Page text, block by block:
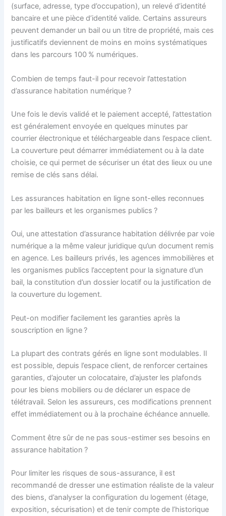
(surface, adresse, type d’occupation), un relevé d’identité
bancaire et une pièce d’identité valide. Certains assureurs
peuvent demander un bail ou un titre de propriété, mais ces
justificatifs deviennent de moins en moins systématiques
dans les parcours 100 % numériques.
Combien de temps faut-il pour recevoir l’attestation
d’assurance habitation numérique ?
Une fois le devis validé et le paiement accepté, l’attestation
est généralement envoyée en quelques minutes par
courrier électronique et téléchargeable dans l’espace client.
La couverture peut démarrer immédiatement ou à la date
choisie, ce qui permet de sécuriser un état des lieux ou une
remise de clés sans délai.
Les assurances habitation en ligne sont-elles reconnues
par les bailleurs et les organismes publics ?
Oui, une attestation d’assurance habitation délivrée par voie
numérique a la même valeur juridique qu’un document remis
en agence. Les bailleurs privés, les agences immobilières et
les organismes publics l’acceptent pour la signature d’un
bail, la constitution d’un dossier locatif ou la justification de
la couverture du logement.
Peut-on modifier facilement les garanties après la
souscription en ligne ?
La plupart des contrats gérés en ligne sont modulables. Il
est possible, depuis l’espace client, de renforcer certaines
garanties, d’ajouter un colocataire, d’ajuster les plafonds
pour les biens mobiliers ou de déclarer un espace de
télétravail. Selon les assureurs, ces modifications prennent
effet immédiatement ou à la prochaine échéance annuelle.
Comment être sûr de ne pas sous-estimer ses besoins en
assurance habitation ?
Pour limiter les risques de sous-assurance, il est
recommandé de dresser une estimation réaliste de la valeur
des biens, d’analyser la configuration du logement (étage,
exposition, sécurisation) et de tenir compte de l’historique